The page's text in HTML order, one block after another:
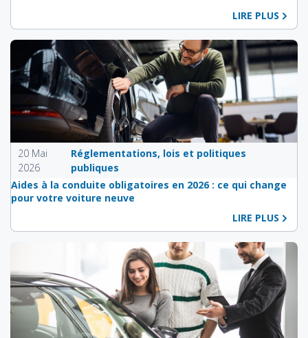
LIRE PLUS
20 Mai
2026
Réglementations, lois et politiques
publiques
Aides à la conduite obligatoires en 2026 : ce qui change
pour votre voiture neuve
LIRE PLUS